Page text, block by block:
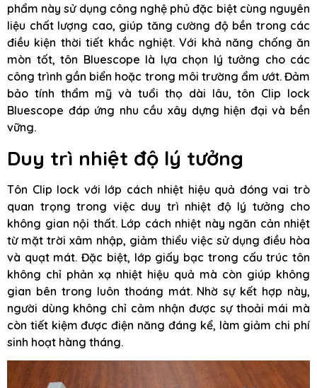
phẩm này sử dụng công nghệ phủ đặc biệt cùng nguyên
liệu chất lượng cao, giúp tăng cường độ bền trong các
điều kiện thời tiết khắc nghiệt. Với khả năng chống ăn
mòn tốt, tôn Bluescope là lựa chọn lý tưởng cho các
công trình gần biển hoặc trong môi trường ẩm ướt. Đảm
bảo tính thẩm mỹ và tuổi thọ dài lâu, tôn Clip lock
Bluescope đáp ứng nhu cầu xây dựng hiện đại và bền
vững.
Duy trì nhiệt độ lý tưởng
Tôn Clip lock với lớp cách nhiệt hiệu quả đóng vai trò
quan trọng trong việc duy trì nhiệt độ lý tưởng cho
không gian nội thất. Lớp cách nhiệt này ngăn cản nhiệt
từ mặt trời xâm nhập, giảm thiểu việc sử dụng điều hòa
và quạt mát. Đặc biệt, lớp giấy bạc trong cấu trúc tôn
không chỉ phản xạ nhiệt hiệu quả mà còn giúp không
gian bên trong luôn thoáng mát. Nhờ sự kết hợp này,
người dùng không chỉ cảm nhận được sự thoải mái mà
còn tiết kiệm được điện năng đáng kể, làm giảm chi phí
sinh hoạt hàng tháng.